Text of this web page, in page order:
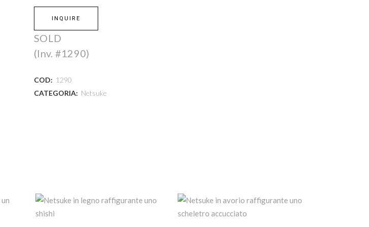
INQUIRE
SOLD
(Inv. #1290)
COD: 1290
CATEGORIA: Netsuke